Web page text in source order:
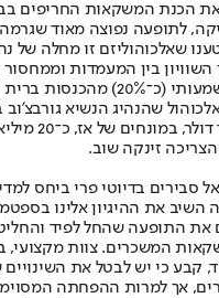
הכנת המשקאות החריפים
לתופעה נפוצה מאוד
שאלכוהוליזם זו מחלה של
בין המעמדות וממחסור
על פי שחלק משמעותי
שמונה
זינקה שוב.
סבירים בדיוטי פרי ביחס
את התופעה שהחל לפיד
המשכרים. צוות מקצועי,
קבע כי יש לבטל את השינויים
אך למרות ההפחתה